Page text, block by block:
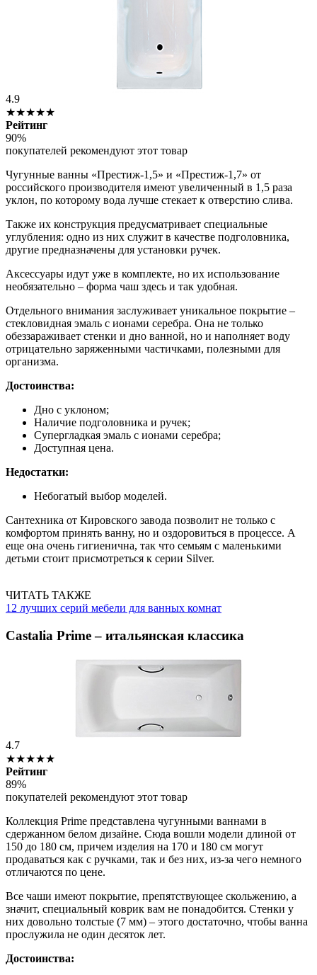
4.9
★★★★★
Рейтинг
90%
покупателей рекомендуют этот товар
Чугунные ванны «Престиж-1,5» и «Престиж-1,7» от
российского производителя имеют увеличенный в 1,5 раза
уклон, по которому вода лучше стекает к отверстию слива.
Также их конструкция предусматривает специальные
углубления: одно из них служит в качестве подголовника,
другие предназначены для установки ручек.
Аксессуары идут уже в комплекте, но их использование
необязательно – форма чаш здесь и так удобная.
Отдельного внимания заслуживает уникальное покрытие –
стекловидная эмаль с ионами серебра. Она не только
обеззараживает стенки и дно ванной, но и наполняет воду
отрицательно заряженными частичками, полезными для
организма.
Достоинства:
Дно с уклоном;
Наличие подголовника и ручек;
Супергладкая эмаль с ионами серебра;
Доступная цена.
Недостатки:
Небогатый выбор моделей.
Сантехника от Кировского завода позволит не только с
комфортом принять ванну, но и оздоровиться в процессе. А
еще она очень гигиенична, так что семьям с маленькими
детьми стоит присмотреться к серии Silver.
ЧИТАТЬ ТАКЖЕ
12 лучших серий мебели для ванных комнат
Castalia Prime – итальянская классика
4.7
★★★★★
Рейтинг
89%
покупателей рекомендуют этот товар
Коллекция Prime представлена чугунными ваннами в
сдержанном белом дизайне. Сюда вошли модели длиной от
150 до 180 см, причем изделия на 170 и 180 см могут
продаваться как с ручками, так и без них, из-за чего немного
отличаются по цене.
Все чаши имеют покрытие, препятствующее скольжению, а
значит, специальный коврик вам не понадобится. Стенки у
них довольно толстые (7 мм) – этого достаточно, чтобы ванна
прослужила не один десяток лет.
Достоинства: